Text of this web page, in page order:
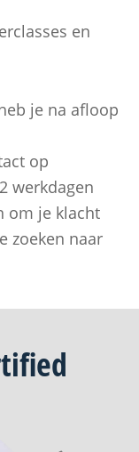
en
je na afloop
op
werkdagen
om je klacht
zoeken naar